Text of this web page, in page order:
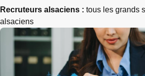
Recruteurs alsaciens : tous les grands
alsaciens